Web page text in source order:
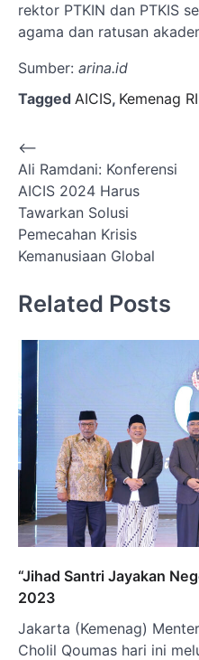
rektor PTKIN dan PTKIS
agama dan ratusan
Sumber: arina.id
Tagged AICIS, Kemenag RI
Navigasi
pos
⟵
Ali Ramdani: Konferensi
AICIS 2024 Harus
Tawarkan Solusi
Pemecahan Krisis
Kemanusiaan Global
Related Posts
“Jihad Santri Jayakan
2023
Jakarta (Kemenag)
Cholil Qoumas hari ini